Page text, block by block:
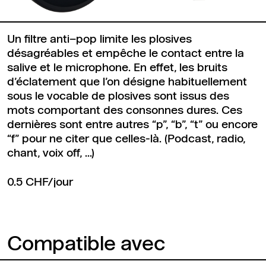
Un filtre anti–pop limite les plosives
désagréables et empêche le contact entre la
salive et le microphone. En effet, les bruits
d’éclatement que l’on désigne habituellement
sous le vocable de plosives sont issus des
mots comportant des consonnes dures. Ces
dernières sont entre autres “p”, “b”, “t” ou encore
“f” pour ne citer que celles-là. (Podcast, radio,
chant, voix off, ...)
0.5 CHF/jour
Compatible avec